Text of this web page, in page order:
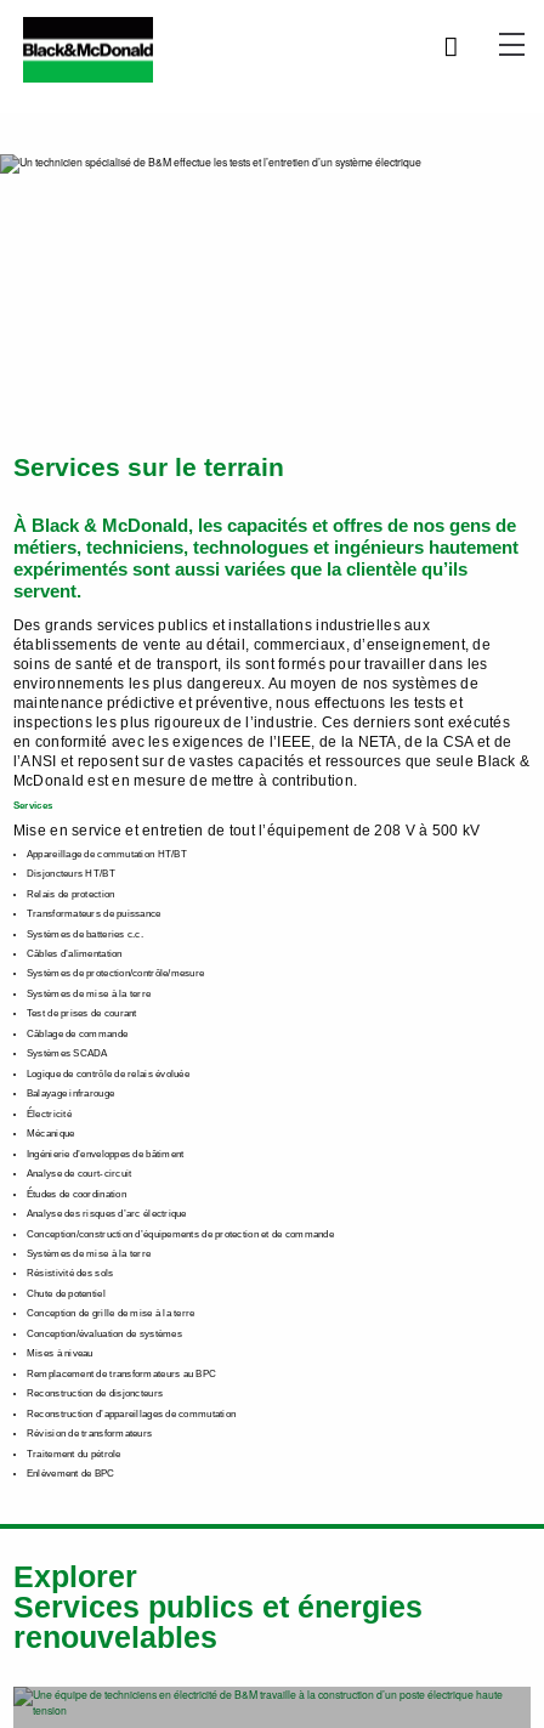
Services sur le terrain
À Black & McDonald, les capacités et offres de nos gens de
métiers, techniciens, technologues et ingénieurs hautement
expérimentés sont aussi variées que la clientèle qu’ils
servent.
Des grands services publics et installations industrielles aux
établissements de vente au détail, commerciaux, d’enseignement, de
soins de santé et de transport, ils sont formés pour travailler dans les
environnements les plus dangereux. Au moyen de nos systèmes de
maintenance prédictive et préventive, nous effectuons les tests et
inspections les plus rigoureux de l’industrie. Ces derniers sont exécutés
en conformité avec les exigences de l’IEEE, de la NETA, de la CSA et de
l’ANSI et reposent sur de vastes capacités et ressources que seule Black &
McDonald est en mesure de mettre à contribution.
Services
Mise en service et entretien de tout l’équipement de 208 V à 500 kV
Appareillage de commutation HT/BT
Disjoncteurs HT/BT
Relais de protection
Transformateurs de puissance
Systèmes de batteries c.c.
Câbles d’alimentation
Systèmes de protection/contrôle/mesure
Systèmes de mise à la terre
Test de prises de courant
Câblage de commande
Systèmes SCADA
Logique de contrôle de relais évoluée
Balayage infrarouge
Électricité
Mécanique
Ingénierie d’enveloppes de bâtiment
Analyse de court-circuit
Études de coordination
Analyse des risques d’arc électrique
Conception/construction d’équipements de protection et de commande
Systèmes de mise à la terre
Résistivité des sols
Chute de potentiel
Conception de grille de mise à la terre
Conception/évaluation de systèmes
Mises à niveau
Remplacement de transformateurs au BPC
Reconstruction de disjoncteurs
Reconstruction d’appareillages de commutation
Révision de transformateurs
Traitement du pétrole
Enlèvement de BPC
Explorer
Services publics et énergies
renouvelables